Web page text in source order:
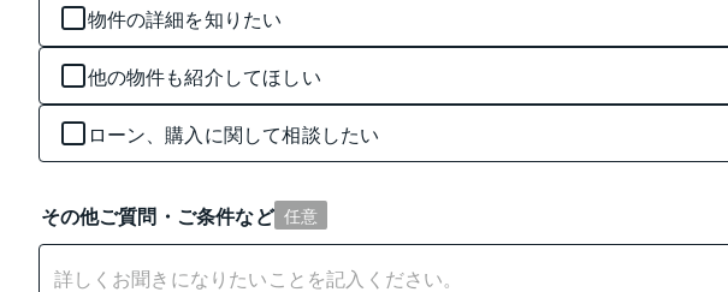
物件の詳細を知りたい
他の物件も紹介してほしい
ローン、購入に関して相談したい
その他ご質問・ご条件など 任意